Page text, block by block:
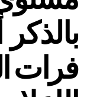
بالذكر
فرات